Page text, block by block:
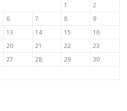
1
2
6 7 8
9
13 14 15
16
20 21 22
23
27 28 29
30